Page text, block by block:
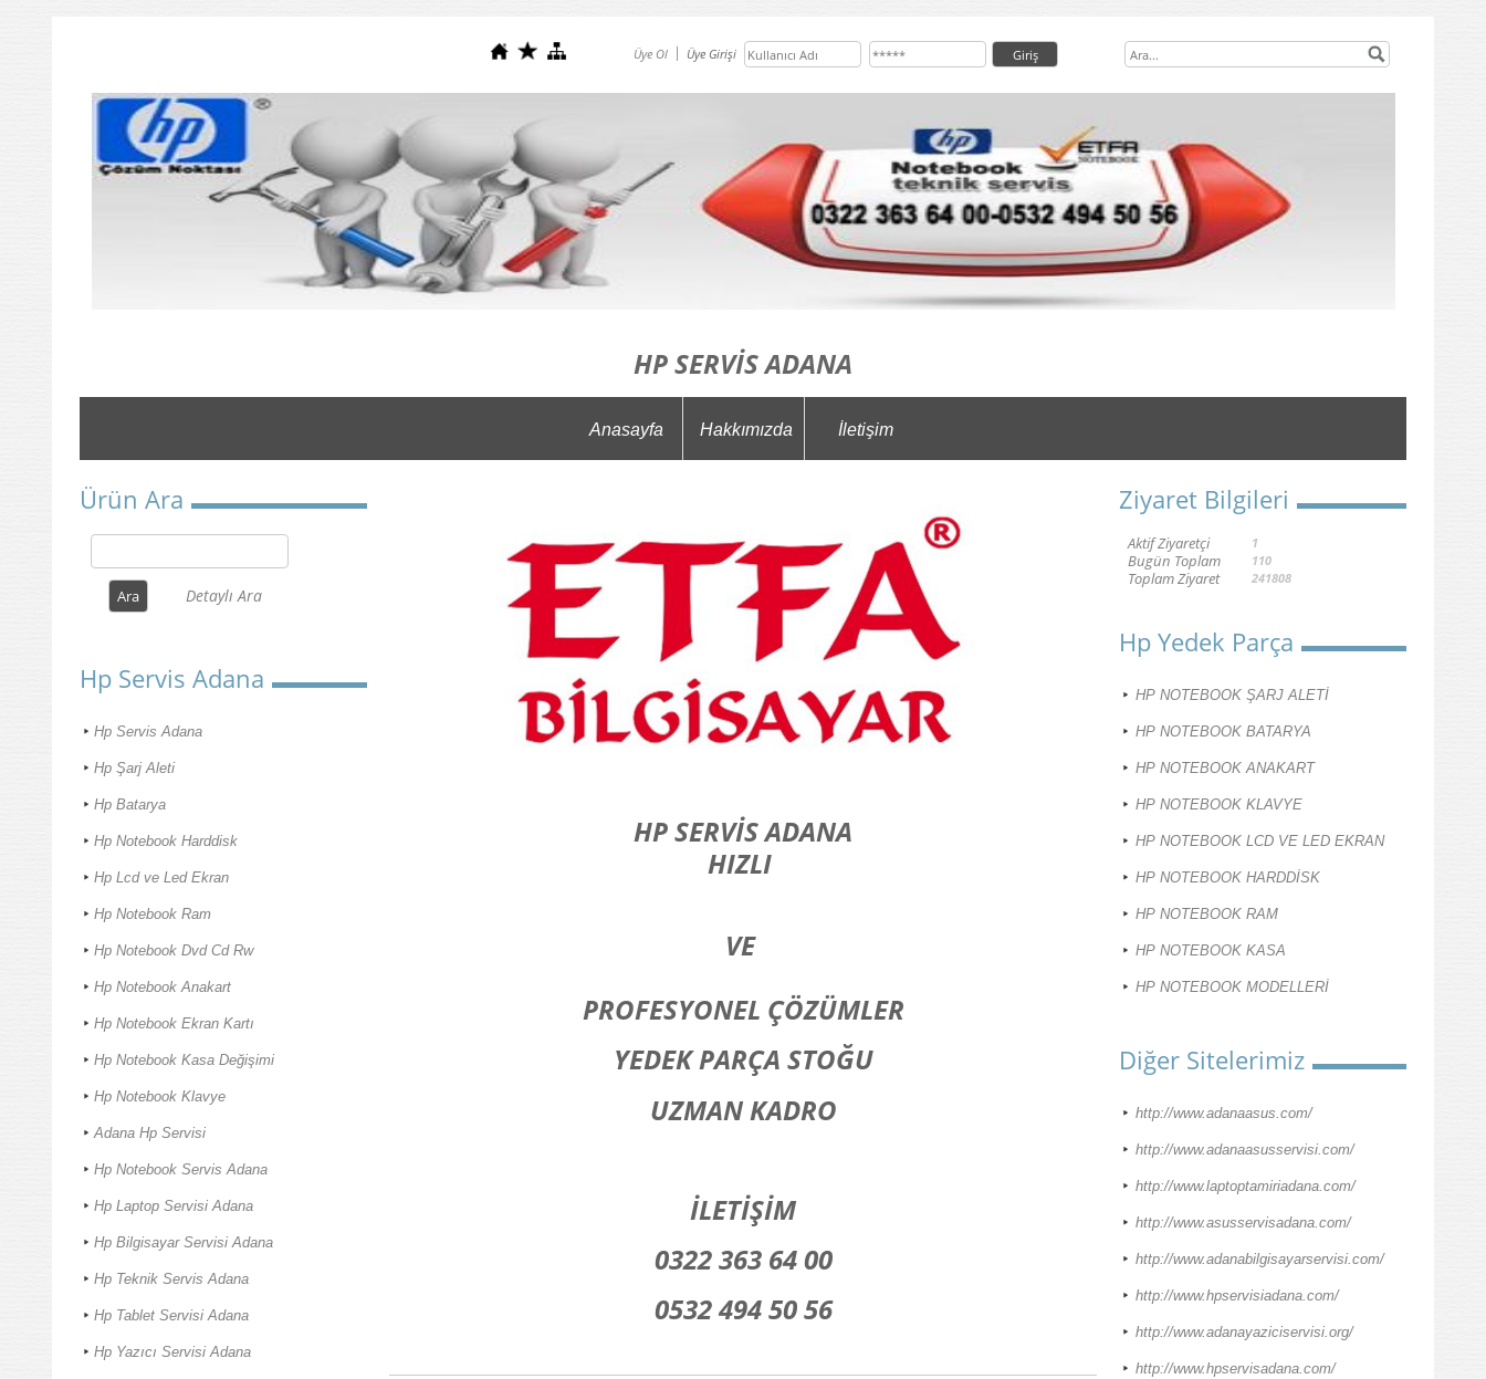
Üye Ol Üye Girişi
HP SERVİS ADANA
Anasayfa Hakkımızda İletişim
Ürün Ara
Detaylı Ara
Hp Servis Adana
Hp Servis Adana
Hp Şarj Aleti
Hp Batarya
Hp Notebook Harddisk
Hp Lcd ve Led Ekran
Hp Notebook Ram
Hp Notebook Dvd Cd Rw
Hp Notebook Anakart
Hp Notebook Ekran Kartı
Hp Notebook Kasa Değişimi
Hp Notebook Klavye
Adana Hp Servisi
Hp Notebook Servis Adana
Hp Laptop Servisi Adana
Hp Bilgisayar Servisi Adana
Hp Teknik Servis Adana
Hp Tablet Servisi Adana
Hp Yazıcı Servisi Adana
HP SERVİS ADANA
HIZLI
VE
PROFESYONEL ÇÖZÜMLER
YEDEK PARÇA STOĞU
UZMAN KADRO
İLETİŞİM
0322 363 64 00
0532 494 50 56
Ziyaret Bilgileri
Aktif Ziyaretçi 1
Bugün Toplam 110
Toplam Ziyaret 241808
Hp Yedek Parça
HP NOTEBOOK ŞARJ ALETİ
HP NOTEBOOK BATARYA
HP NOTEBOOK ANAKART
HP NOTEBOOK KLAVYE
HP NOTEBOOK LCD VE LED EKRAN
HP NOTEBOOK HARDDİSK
HP NOTEBOOK RAM
HP NOTEBOOK KASA
HP NOTEBOOK MODELLERİ
Diğer Sitelerimiz
http://www.adanaasus.com/
http://www.adanaasusservisi.com/
http://www.laptoptamiriadana.com/
http://www.asusservisadana.com/
http://www.adanabilgisayarservisi.com/
http://www.hpservisiadana.com/
http://www.adanayaziciservisi.org/
http://www.hpservisadana.com/